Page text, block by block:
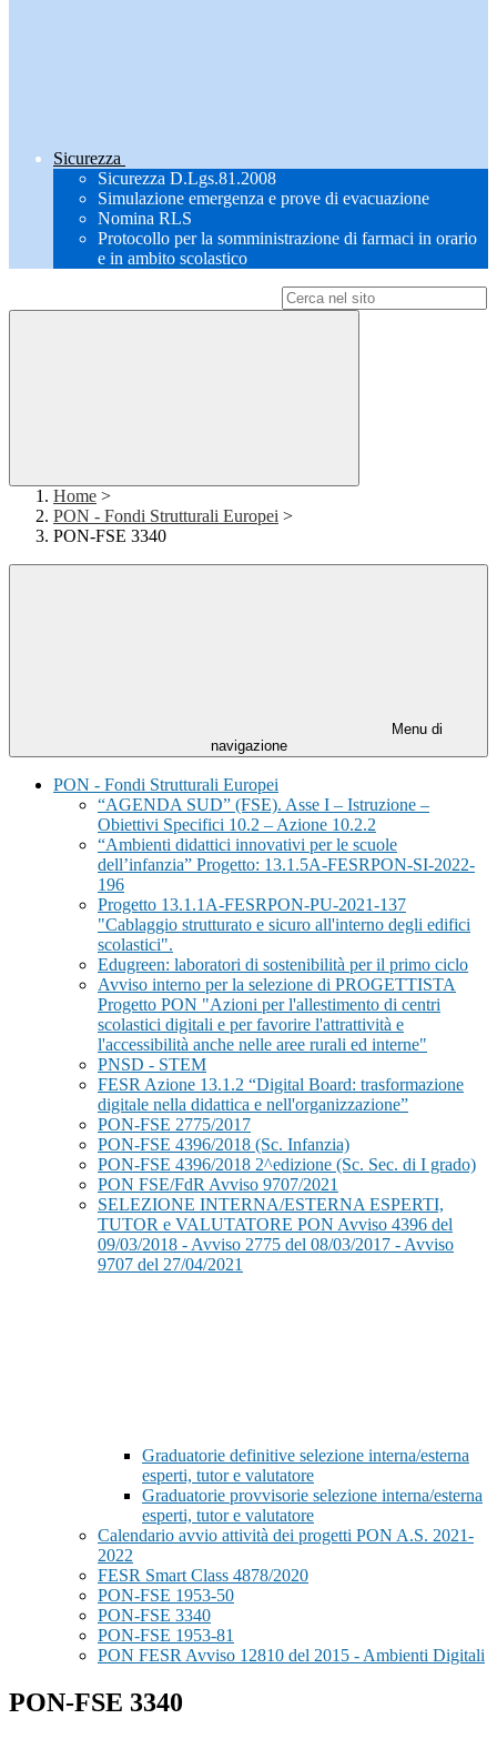
Sicurezza
Sicurezza D.Lgs.81.2008
Simulazione emergenza e prove di evacuazione
Nomina RLS
Protocollo per la somministrazione di farmaci in orario
e in ambito scolastico
Home >
PON - Fondi Strutturali Europei >
PON-FSE 3340
Menu di
navigazione
PON - Fondi Strutturali Europei
“AGENDA SUD” (FSE). Asse I – Istruzione –
Obiettivi Specifici 10.2 – Azione 10.2.2
“Ambienti didattici innovativi per le scuole
dell’infanzia” Progetto: 13.1.5A-FESRPON-SI-2022-
196
Progetto 13.1.1A-FESRPON-PU-2021-137
"Cablaggio strutturato e sicuro all'interno degli edifici
scolastici".
Edugreen: laboratori di sostenibilità per il primo ciclo
Avviso interno per la selezione di PROGETTISTA
Progetto PON "Azioni per l'allestimento di centri
scolastici digitali e per favorire l'attrattività e
l'accessibilità anche nelle aree rurali ed interne"
PNSD - STEM
FESR Azione 13.1.2 “Digital Board: trasformazione
digitale nella didattica e nell'organizzazione”
PON-FSE 2775/2017
PON-FSE 4396/2018 (Sc. Infanzia)
PON-FSE 4396/2018 2^edizione (Sc. Sec. di I grado)
PON FSE/FdR Avviso 9707/2021
SELEZIONE INTERNA/ESTERNA ESPERTI,
TUTOR e VALUTATORE PON Avviso 4396 del
09/03/2018 - Avviso 2775 del 08/03/2017 - Avviso
9707 del 27/04/2021
Graduatorie definitive selezione interna/esterna
esperti, tutor e valutatore
Graduatorie provvisorie selezione interna/esterna
esperti, tutor e valutatore
Calendario avvio attività dei progetti PON A.S. 2021-
2022
FESR Smart Class 4878/2020
PON-FSE 1953-50
PON-FSE 3340
PON-FSE 1953-81
PON FESR Avviso 12810 del 2015 - Ambienti Digitali
PON-FSE 3340